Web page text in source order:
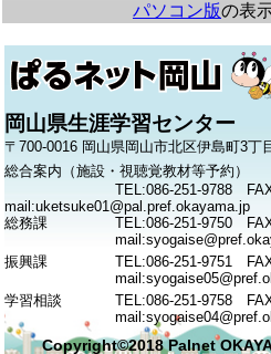
パソコン版の表
岡山県生涯学習センター
〒700-0016 岡山県岡山市北区伊島町3丁
総合案内（施設・視聴覚教材等予約）
TEL:086-251-9788
mail:uketsuke01@pal.pref.okayama.jp
総務課
TEL:086-251-9750
振興課
TEL:086-251-9751
学習相談
TEL:086-251-9758
Copyright©2018 Palnet